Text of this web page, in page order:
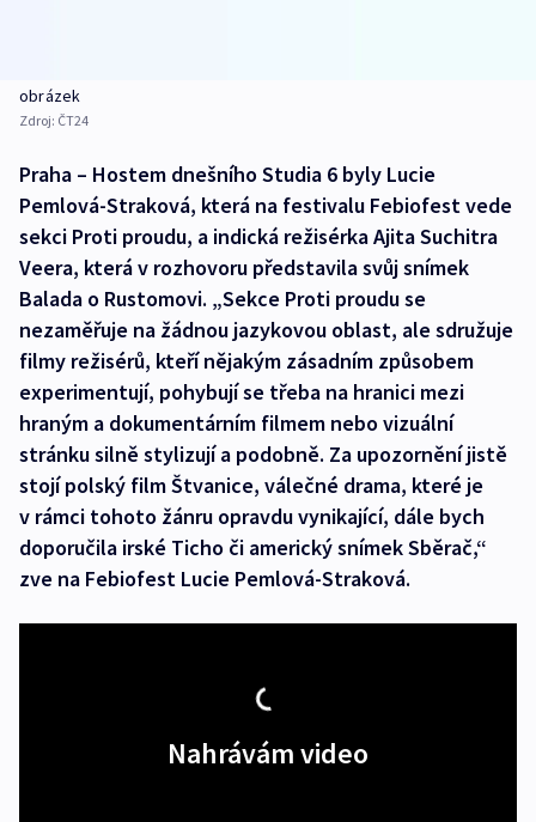
obrázek
Zdroj: ČT24
Praha – Hostem dnešního Studia 6 byly Lucie
Pemlová-Straková, která na festivalu Febiofest vede
sekci Proti proudu, a indická režisérka Ajita Suchitra
Veera, která v rozhovoru představila svůj snímek
Balada o Rustomovi. „Sekce Proti proudu se
nezaměřuje na žádnou jazykovou oblast, ale sdružuje
filmy režisérů, kteří nějakým zásadním způsobem
experimentují, pohybují se třeba na hranici mezi
hraným a dokumentárním filmem nebo vizuální
stránku silně stylizují a podobně. Za upozornění jistě
stojí polský film Štvanice, válečné drama, které je
v rámci tohoto žánru opravdu vynikající, dále bych
doporučila irské Ticho či americký snímek Sběrač,“
zve na Febiofest Lucie Pemlová-Straková.
Nahrávám video